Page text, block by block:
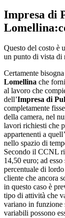
Impresa di
Lomellina
Questo del costo è
un punto di vista di
Certamente
Lomellina che
al lavoro che
dell’Impresa di
completamente
della camera, nel
lavori richiesti che
appartenenti a
nello spazio di
Secondo il CCNL
14,50 euro; ad
percentuale di
cliente che ancora
in questo caso è
tipo di attività che
variano in funzione
variabili possono